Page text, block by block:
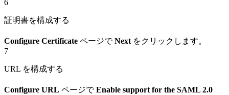
6
証明書を構成する
Configure Certificate ページでNext をクリックします。
7
URL を構成する
Configure URL ページでEnable support for the SAML 2.0